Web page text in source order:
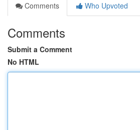
Comments
Who Upvoted
Comments
Submit a Comment
No HTML